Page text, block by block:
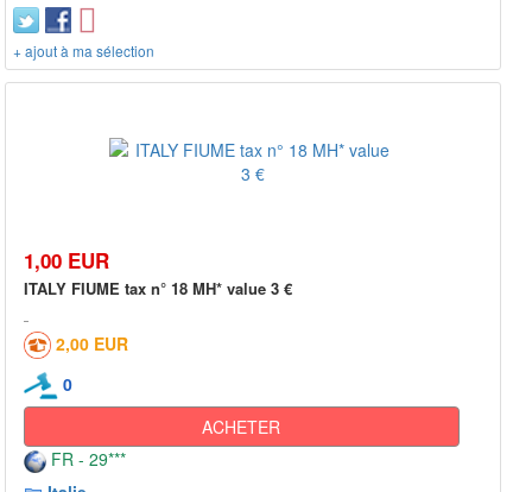
+ ajout à ma sélection
1,00 EUR
ITALY FIUME tax n° 18 MH* value 3 €
2,00 EUR
0
ACHETER
FR - 29***